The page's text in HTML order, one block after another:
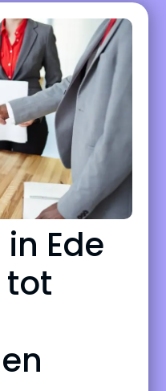
Ede
tot